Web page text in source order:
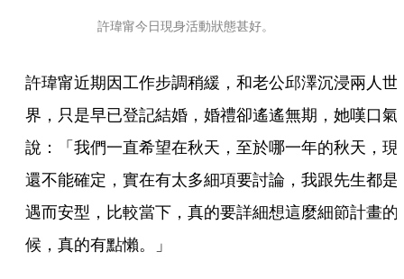
許瑋甯今日現身活動狀態甚好。
許瑋甯近期因工作步調稍緩，和老公邱澤沉浸兩人世
界，只是早已登記結婚，婚禮卻遙遙無期，她嘆口氣
說：「我們一直希望在秋天，至於哪一年的秋天，現
還不能確定，實在有太多細項要討論，我跟先生都是
遇而安型，比較當下，真的要詳細想這麼細節計畫的
候，真的有點懶。」